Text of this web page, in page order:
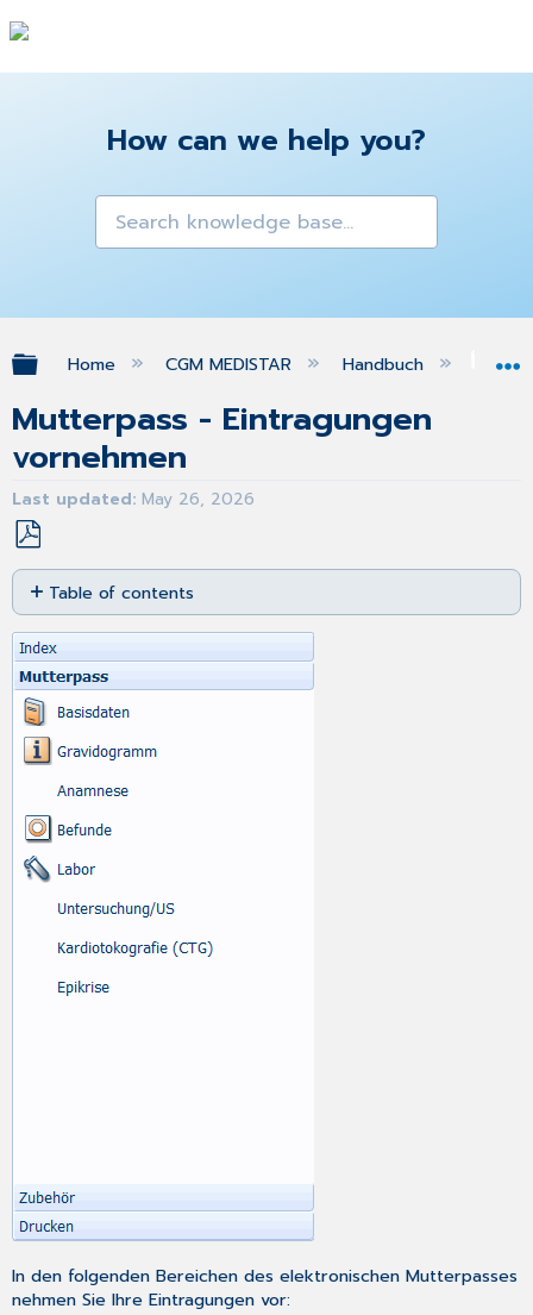
How can we help you?
Expand/collapse global hierarchy
Home CGM MEDISTAR Handbuch
Mutterpass - Eintragungen
vornehmen
Last updated May 26, 2026
Save
as
PDF
Table of contents
Anamnese
Befunde
Labor
Extern
Intern
Untersuchung/US
Befunde
Mutter
US-
Messwerte
Bereich
Ultraschall
Fest
(CTG)
Epikrise
In den folgenden Bereichen deselektronischen Mutterpasses
nehmen Sie Ihre Eintragungen vor: